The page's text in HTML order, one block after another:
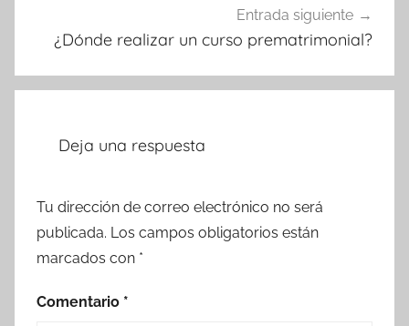
Entrada siguiente
¿Dónde realizar un curso prematrimonial?
Deja una respuesta
Tu dirección de correo electrónico no será
publicada. Los campos obligatorios están
marcados con *
Comentario *